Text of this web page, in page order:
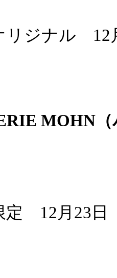
リジナル 12
MOHN
定 12月23日